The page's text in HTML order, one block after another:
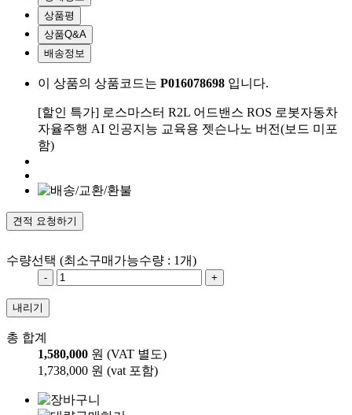
상품평
상품Q&A
배송정보
이 상품의 상품코드는 P016078698 입니다.
[할인 특가] 로스마스터 R2L 어드밴스 ROS 로봇자동차
자율주행 AI 인공지능 교육용 젯슨나노 버전(보드 미포
함)
견적 요청하기
수량선택 (최소구매가능수량 : 1개)
- +
내리기
총 합계
1,580,000 원 (VAT 별도)
1,738,000 원 (vat 포함)